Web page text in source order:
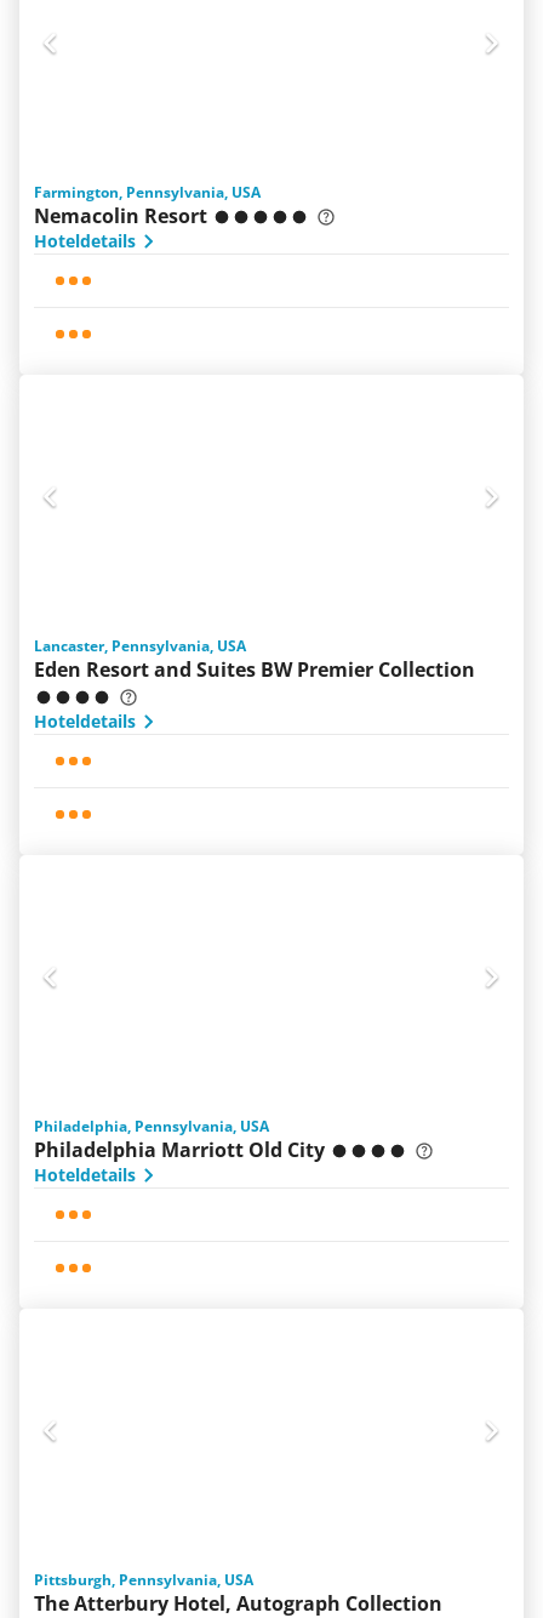
Farmington, Pennsylvania, USA
Nemacolin Resort
Hoteldetails
Lancaster, Pennsylvania, USA
Eden Resort and Suites BW Premier Collection
Hoteldetails
Philadelphia, Pennsylvania, USA
Philadelphia Marriott Old City
Hoteldetails
Pittsburgh, Pennsylvania, USA
The Atterbury Hotel, Autograph Collection